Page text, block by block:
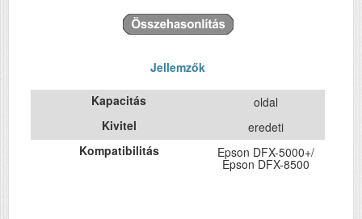
Jellemzők
Kapacitás
oldal
Kivitel
eredeti
Kompatibilitás
Epson DFX-5000+/
Epson DFX-8500